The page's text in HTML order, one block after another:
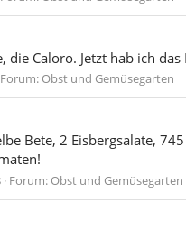
die Caloro. Jetzt hab ich
Forum: Obst und Gemüsegarten
Bete, 2 Eisbergsalate,
Forum: Obst und Gemüsegarten